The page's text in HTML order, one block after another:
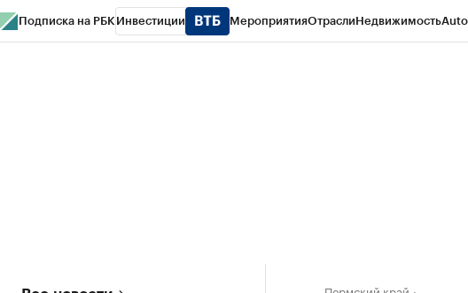
Подписка на РБК Инвестиции МероприятияОтраслиНедвижимость